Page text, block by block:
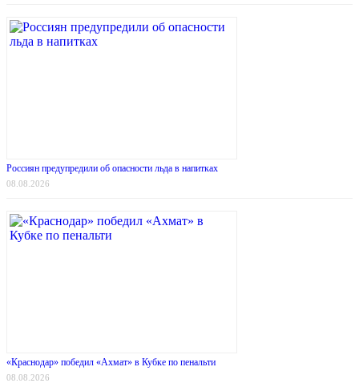
Россиян предупредили об опасности льда в напитках
08.08.2026
«Краснодар» победил «Ахмат» в Кубке по пенальти
08.08.2026